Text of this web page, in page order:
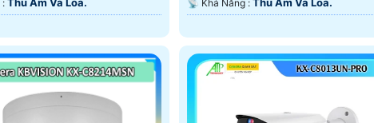
️✤ Ưu Điểm : ️📡 Khả Năng :